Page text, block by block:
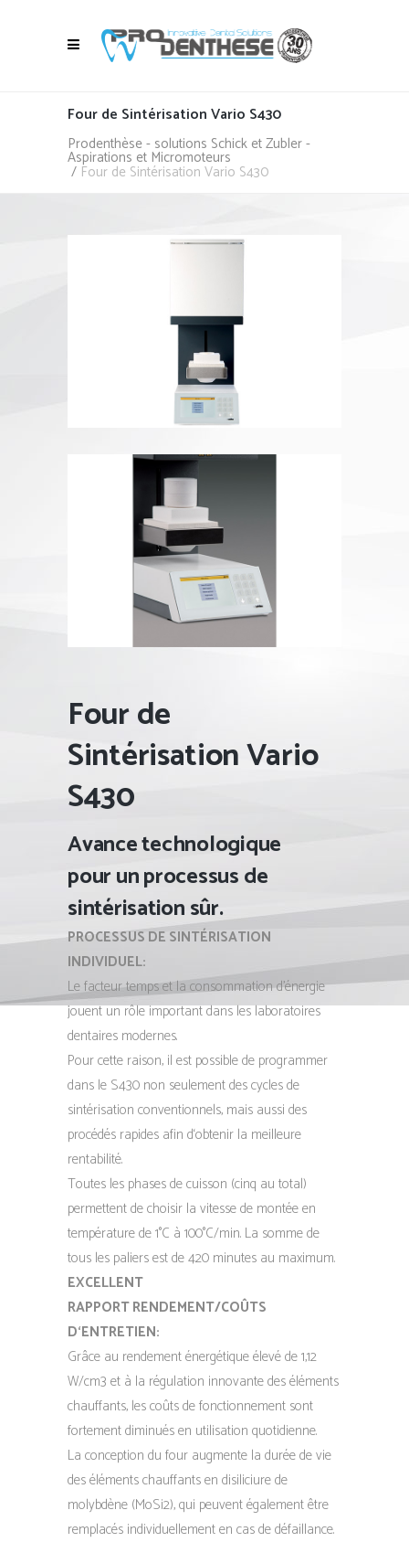
Four de Sintérisation Vario S430
Prodenthèse - solutions Schick et Zubler -
Aspirations et Micromoteurs
/ Four de Sintérisation Vario S430
Four de
Sintérisation Vario
S430
Avance technologique
pour un processus de
sintérisation sûr.
PROCESSUS DE SINTÉRISATION
INDIVIDUEL:
Le facteur temps et la consommation d’énergie
jouent un rôle important dans les laboratoires
dentaires modernes.
Pour cette raison, il est possible de programmer
dans le S430 non seulement des cycles de
sintérisation conventionnels, mais aussi des
procédés rapides afin d‘obtenir la meilleure
rentabilité.
Toutes les phases de cuisson (cinq au total)
permettent de choisir la vitesse de montée en
température de 1°C à 100°C/min. La somme de
tous les paliers est de 420 minutes au maximum.
EXCELLENT
RAPPORT RENDEMENT/COÛTS
D‘ENTRETIEN:
Grâce au rendement énergétique élevé de 1,12
W/cm3 et à la régulation innovante des éléments
chauffants, les coûts de fonctionnement sont
fortement diminués en utilisation quotidienne.
La conception du four augmente la durée de vie
des éléments chauffants en disiliciure de
molybdène (MoSi2), qui peuvent également être
remplacés individuellement en cas de défaillance.